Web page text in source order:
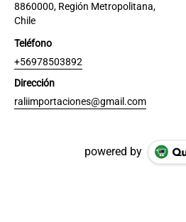
8860000, Región Metropolitana,
Chile
Teléfono
+56978503892
Dirección
raliimportaciones@gmail.com
powered by